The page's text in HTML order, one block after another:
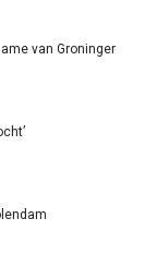
van Groninger